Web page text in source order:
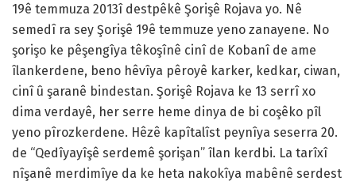
19ê temmuza 2013î destpêkê Şorişê Rojava yo. Nê
semedî ra sey Şorişê 19ê temmuze yeno zanayene. No
şorişo ke pêşengîya têkoşînê cinî de Kobanî de ame
îlankerdene, beno hêvîya pêroyê karker, kedkar, ciwan,
cinî û şaranê bindestan. Şorişê Rojava ke 13 serrî xo
dima verdayê, her serre heme dinya de bi coşêko pîl
yeno pîrozkerdene. Hêzê kapîtalîst peynîya seserra 20.
de “Qedîyayîşê serdemê şorişan” îlan kerdbi. La tarîxî
nîşanê merdimîye da ke heta nakokîya mabênê serdest